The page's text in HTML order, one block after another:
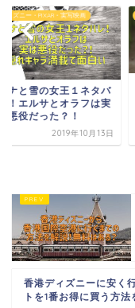
ニー・PIXAR・実写映画
と雪の女王１ネタバ
エルサとオラフは実
役だった？！
2019年10月13日
デ
フ
香港ディズニーに安く
トを1番お得に買う方法